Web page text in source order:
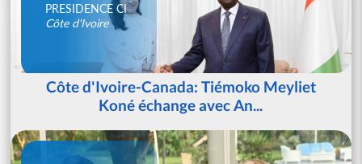
PRESIDENCE CI
Côte d'Ivoire
Côte d'Ivoire-Canada: Tiémoko Meyliet
Koné échange avec An...